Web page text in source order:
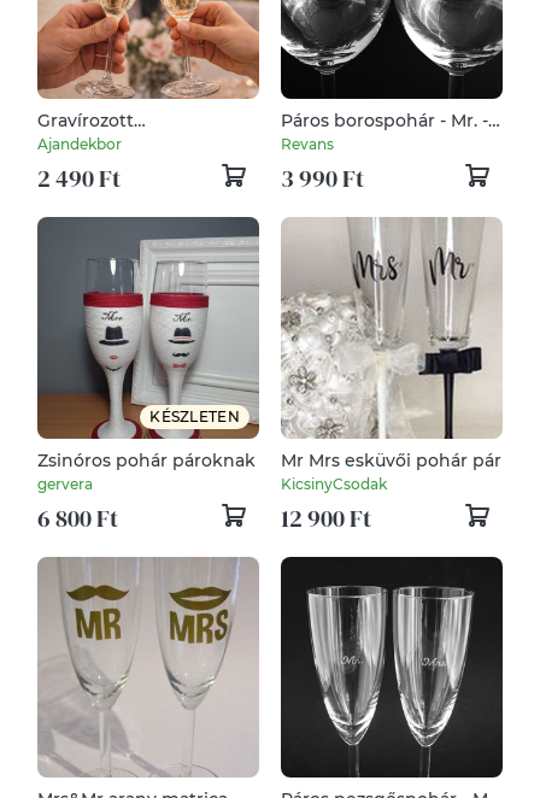
Gravírozott
pezsgőspohár akár saját
névvel is
Ajandekbor
2 490 Ft
Páros borospohár - Mr. -
Mrs.
Revans
3 990 Ft
KÉSZLETEN
Zsinóros pohár pároknak
gervera
6 800 Ft
Mr Mrs esküvői pohár pár
KicsinyCsodak
12 900 Ft